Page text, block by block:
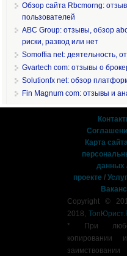
Обзор сайта Rbcmorng:
пользователей
ABC Group: отзывы, обзор
риски, развод или нет
Somoffia net: деятельность,
Gvartech com: отзывы о
Solutionfx net: обзор
Fin Magnum com: отзывы и
Карта
данных
проекте /
Copyright ©
2018,
* При
копировании
заимствовании